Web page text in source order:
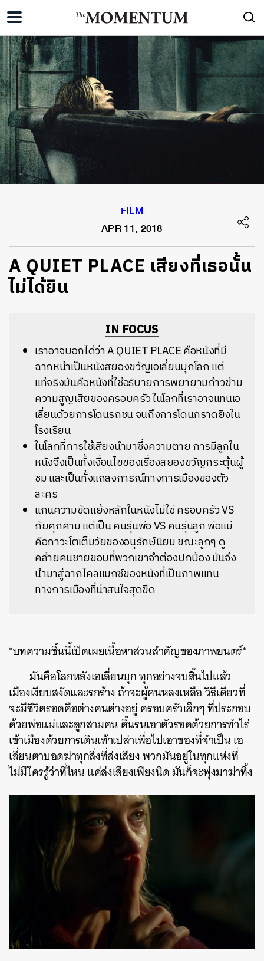
FILM
APR 11, 2018
A QUIET PLACE เสียงที่เธอนั้น
ไม่ได้ยิน
IN FOCUS
เราอาจบอกได้ว่า A QUIET PLACE คือหนังที่มี
ฉากหน้าเป็นหนังสยองขวัญเอเลี่ยนบุกโลก แต่
แท้จริงมันคือหนังที่ใช้อธิบายการพยายามก้าวข้าม
ความสูญเสียของครอบครัว ในโลกที่เราอาจแทนเอ
เลี่ยนด้วยการโดนรถชน จนถึงการโดนกราดยิงใน
โรงเรียน
ในโลกที่การใช้เสียงนำมาซึ่งความตาย การมีลูกใน
หนังจึงเป็นทั้งเงื่อนไขของเรื่องสยองขวัญกระตุ้นผู้
ชม และเป็นทั้งแถลงการณ์ทางการเมืองของตัว
ละคร
แกนความขัดแย้งหลักในหนังไม่ใช่ ครอบครัว VS
ภัยคุกคาม แต่เป็น คนรุ่นพ่อ VS คนรุ่นลูก พ่อแม่
คือภาวะโตเต็มวัยของอนุรักษ์นิยม ขณะลูกๆ ดู
คล้ายคนชายขอบที่พวกเขาจำต้องปกป้อง มันจึง
นำมาสู่ฉากไคลแมกซ์ของหนังที่เป็นภาพแทน
ทางการเมืองที่น่าสนใจสุดขีด
*บทความชิ้นนี้เปิดเผยเนื้อหาส่วนสำคัญของภาพยนตร์*
มันคือโลกหลังเอเลี่ยนบุก ทุกอย่างจบสิ้นไปแล้ว
เมืองเงียบสงัดและรกร้าง ถ้าจะผู้คนหลงเหลือ วิธีเดียวที่
จะมีชีวิตรอดคือต่างคนต่างอยู่ ครอบครัวเล็กๆ ที่ประกอบ
ด้วยพ่อแม่และลูกสามคน ดิ้นรนเอาตัวรอดด้วยการทำไร่
เข้าเมืองด้วยการเดินเท้าเปล่าเพื่อไปเอาของที่จำเป็น เอ
เลี่ยนตาบอดฆ่าทุกสิ่งที่ส่งเสียง พวกมันอยู่ในทุกแห่งที่
ไม่มีใครรู้ว่าที่ไหน แค่ส่งเสียงเพียงนิด มันก็จะพุ่งมาฆ่าทิ้ง